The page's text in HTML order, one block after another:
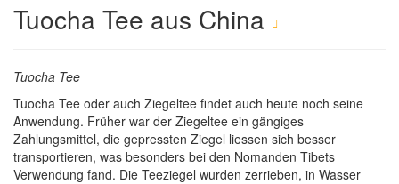
Tuocha Tee aus China
Tuocha Tee
Tuocha Tee oder auch Ziegeltee findet auch heute noch seine
Anwendung. Früher war der Ziegeltee ein gängiges
Zahlungsmittel, die gepressten Ziegel liessen sich besser
transportieren, was besonders bei den Nomanden Tibets
Verwendung fand. Die Teeziegel wurden zerrieben, in Wasser